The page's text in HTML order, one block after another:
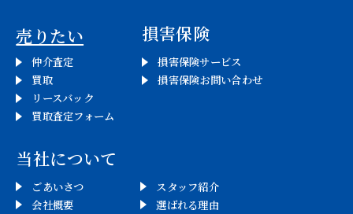
売りたい
仲介査定
買取
リースバック
買取査定フォーム
損害保険
損害保険サービス
損害保険お問い合わせ
当社について
ごあいさつ
会社概要
スタッフ紹介
選ばれる理由